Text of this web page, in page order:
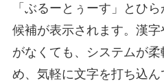
「ぶるーとぅーす」とひ
候補が表示されます。漢
がなくても、システムが
め、気軽に文字を打ち込